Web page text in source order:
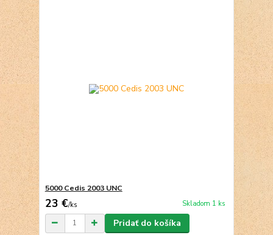
5000 Cedis 2003 UNC
23 €/ks Skladom 1 ks
Pridať do košíka